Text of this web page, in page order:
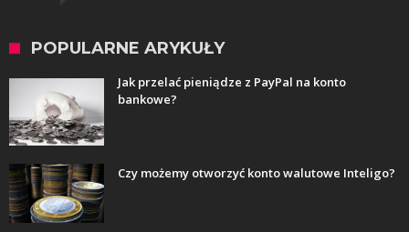
POPULARNE ARYKUŁY
Jak przelać pieniądze z PayPal na konto
bankowe?
Czy możemy otworzyć konto walutowe Inteligo?